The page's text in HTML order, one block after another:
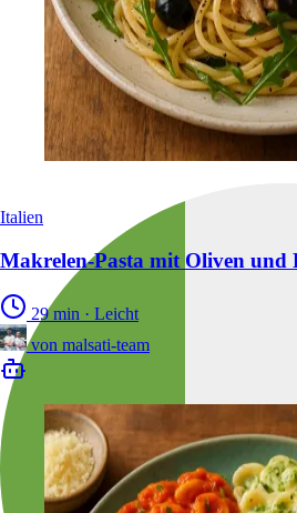
Italien
Makrelen-Pasta mit Oliven und
29 min · Leicht
von malsati-team